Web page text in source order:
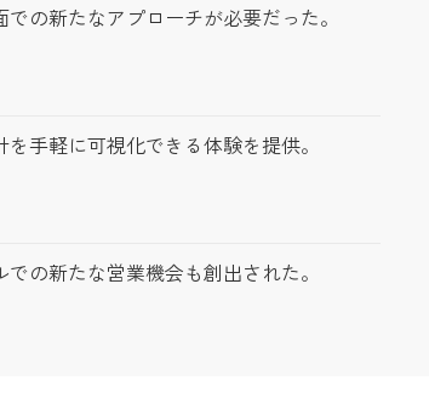
の新たなアプローチが必要だった。
手軽に可視化できる体験を提供。
の新たな営業機会も創出された。